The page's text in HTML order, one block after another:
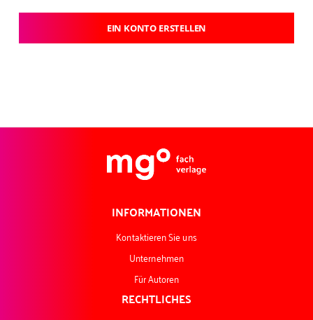
EIN KONTO ERSTELLEN
INFORMATIONEN
Kontaktieren Sie uns
Unternehmen
Für Autoren
RECHTLICHES